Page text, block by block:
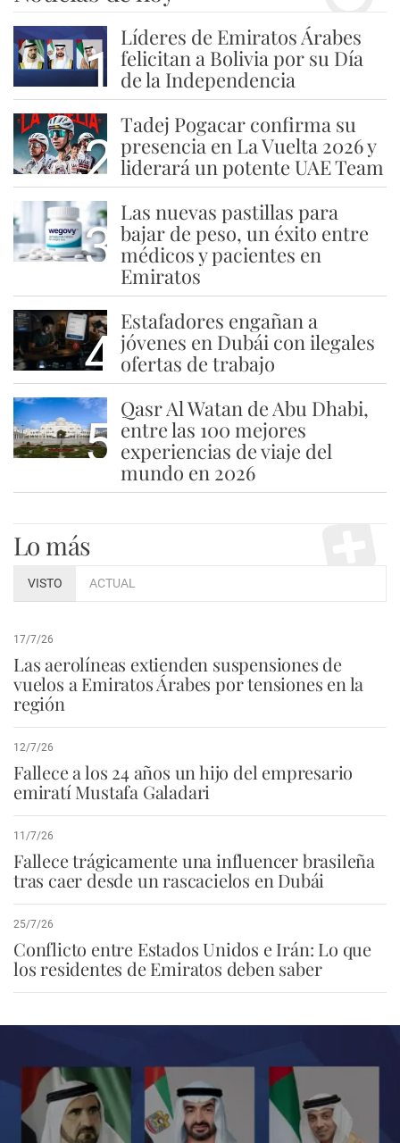
1
Líderes de Emiratos Árabes
felicitan a Bolivia por su Día
de la Independencia
2
Tadej Pogacar confirma su
presencia en La Vuelta 2026 y
liderará un potente UAE Team
3
Las nuevas pastillas para
bajar de peso, un éxito entre
médicos y pacientes en
Emiratos
4
Estafadores engañan a
jóvenes en Dubái con ilegales
ofertas de trabajo
5
Qasr Al Watan de Abu Dhabi,
entre las 100 mejores
experiencias de viaje del
mundo en 2026
Lo más
VISTO ACTUAL
17/7/26
Las aerolíneas extienden suspensiones de
vuelos a Emiratos Árabes por tensiones en la
región
12/7/26
Fallece a los 24 años un hijo del empresario
emiratí Mustafa Galadari
11/7/26
Fallece trágicamente una influencer brasileña
tras caer desde un rascacielos en Dubái
25/7/26
Conflicto entre Estados Unidos e Irán: Lo que
los residentes de Emiratos deben saber